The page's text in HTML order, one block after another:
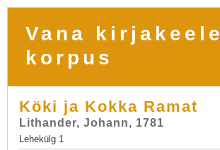
Vana kirjakeele
korpus
Köki ja Kokka Ramat
Lithander, Johann, 1781
Lehekülg 1